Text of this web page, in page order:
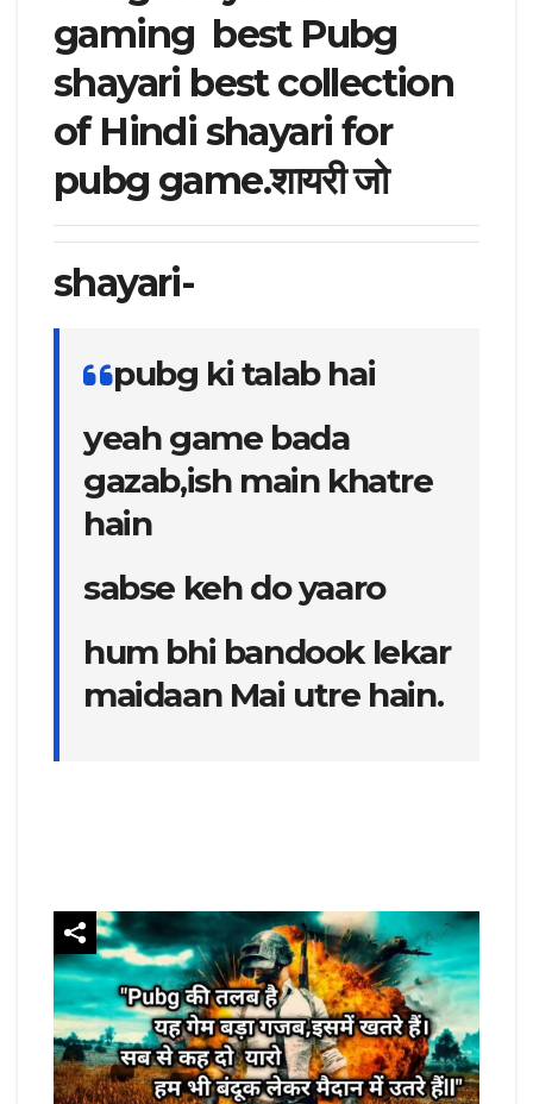
gaming best Pubg
shayari best collection
of Hindi shayari for
pubg game.शायरी जो
shayari-
pubg ki talab hai
yeah game bada
gazab,ish main khatre
hain
sabse keh do yaaro
hum bhi bandook lekar
maidaan Mai utre hain.